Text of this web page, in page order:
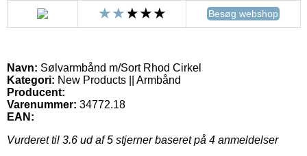
Besøg webshop
Navn: Sølvarmbånd m/Sort Rhod Cirkel
Kategori: New Products || Armbånd
Producent:
Varenummer: 34772.18
EAN:
Vurderet til 3.6 ud af 5 stjerner baseret på 4 anmeldelser